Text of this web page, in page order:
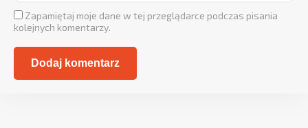
Zapamiętaj moje dane w tej przeglądarce podczas pisania
kolejnych komentarzy.